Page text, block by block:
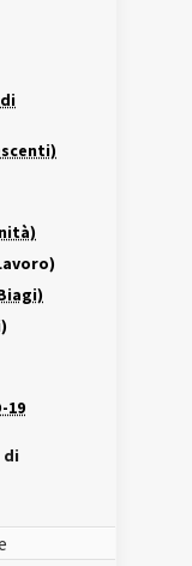
19
di